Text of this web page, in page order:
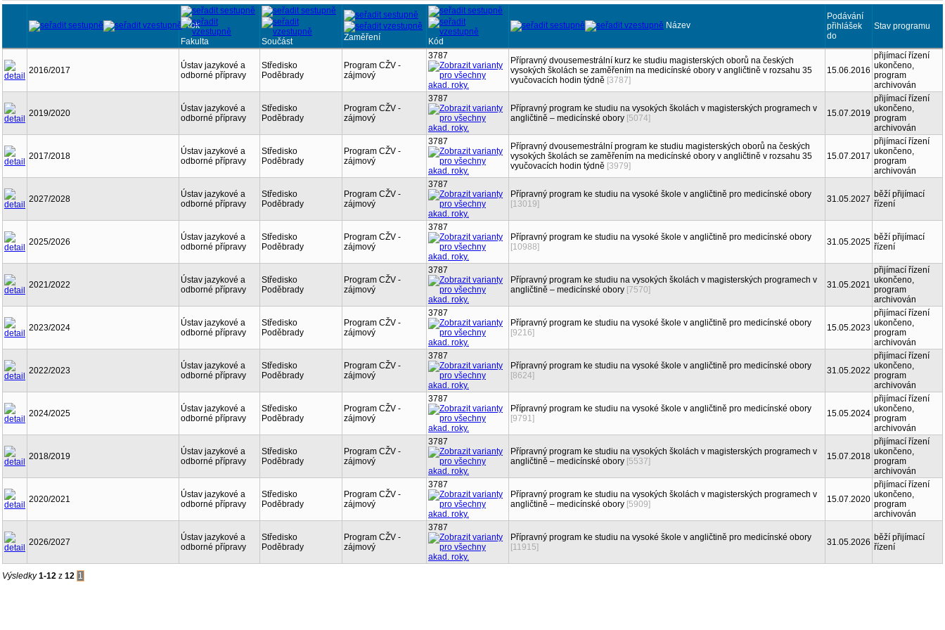
Rok
Fakulta
Součást Zaměření Kód
Název
Podávání
přihlášek
do
Stav programu
2016/2017
Ústav jazykové a
odborné přípravy
Středisko
Poděbrady
Program CŽV -
zájmový
3787
Přípravný dvousemestrální kurz ke studiu magisterských oborů na českých
vysokých školách se zaměřením na medicínské obory v angličtině v rozsahu 35
vyučovacích hodin týdně [3787]
15.06.2016
přijímací řízení
ukončeno,
program
archivován
2019/2020
Ústav jazykové a
odborné přípravy
Středisko
Poděbrady
Program CŽV -
zájmový
3787
Přípravný program ke studiu na vysokých školách v magisterských programech v
angličtině – medicínské obory [5074] 15.07.2019
přijímací řízení
ukončeno,
program
archivován
2017/2018
Ústav jazykové a
odborné přípravy
Středisko
Poděbrady
Program CŽV -
zájmový
3787
Přípravný dvousemestrální program ke studiu magisterských oborů na českých
vysokých školách se zaměřením na medicínské obory v angličtině v rozsahu 35
vyučovacích hodin týdně [3979]
15.07.2017
přijímací řízení
ukončeno,
program
archivován
2027/2028
Ústav jazykové a
odborné přípravy
Středisko
Poděbrady
Program CŽV -
zájmový
3787
Přípravný program ke studiu na vysoké škole v angličtině pro medicínské obory
[13019]
31.05.2027 běží přijímací
řízení
2025/2026
Ústav jazykové a
odborné přípravy
Středisko
Poděbrady
Program CŽV -
zájmový
3787
Přípravný program ke studiu na vysoké škole v angličtině pro medicínské obory
[10988]
31.05.2025 běží přijímací
řízení
2021/2022
Ústav jazykové a
odborné přípravy
Středisko
Poděbrady
Program CŽV -
zájmový
3787
Přípravný program ke studiu na vysokých školách v magisterských programech v
angličtině – medicínské obory [7570] 31.05.2021
přijímací řízení
ukončeno,
program
archivován
2023/2024
Ústav jazykové a
odborné přípravy
Středisko
Poděbrady
Program CŽV -
zájmový
3787
Přípravný program ke studiu na vysoké škole v angličtině pro medicínské obory
[9216]
15.05.2023
přijímací řízení
ukončeno,
program
archivován
2022/2023
Ústav jazykové a
odborné přípravy
Středisko
Poděbrady
Program CŽV -
zájmový
3787
Přípravný program ke studiu na vysoké škole v angličtině pro medicínské obory
[8624]
31.05.2022
přijímací řízení
ukončeno,
program
archivován
2024/2025
Ústav jazykové a
odborné přípravy
Středisko
Poděbrady
Program CŽV -
zájmový
3787
Přípravný program ke studiu na vysoké škole v angličtině pro medicínské obory
[9791]
15.05.2024
přijímací řízení
ukončeno,
program
archivován
2018/2019
Ústav jazykové a
odborné přípravy
Středisko
Poděbrady
Program CŽV -
zájmový
3787
Přípravný program ke studiu na vysokých školách v magisterských programech v
angličtině – medicínské obory [5537] 15.07.2018
přijímací řízení
ukončeno,
program
archivován
2020/2021
Ústav jazykové a
odborné přípravy
Středisko
Poděbrady
Program CŽV -
zájmový
3787
Přípravný program ke studiu na vysokých školách v magisterských programech v
angličtině – medicínské obory [5909] 15.07.2020
přijímací řízení
ukončeno,
program
archivován
2026/2027
Ústav jazykové a
odborné přípravy
Středisko
Poděbrady
Program CŽV -
zájmový
3787
Přípravný program ke studiu na vysoké škole v angličtině pro medicínské obory
[11915]
31.05.2026 běží přijímací
řízení
Výsledky1-12 z 12 1